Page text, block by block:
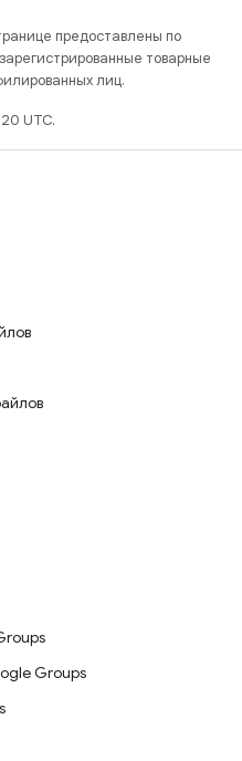
предоставлены по
товарные
лиц.
UTC.
Groups